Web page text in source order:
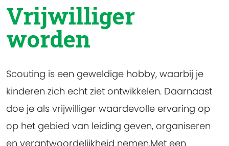
Vrijwilliger
worden
Scouting is een geweldige hobby, waarbij je
kinderen zich echt ziet ontwikkelen. Daarnaast
doe je als vrijwilliger waardevolle ervaring op
op het gebied van leiding geven, organiseren
en verantwoordelijkheid nemen.Met een